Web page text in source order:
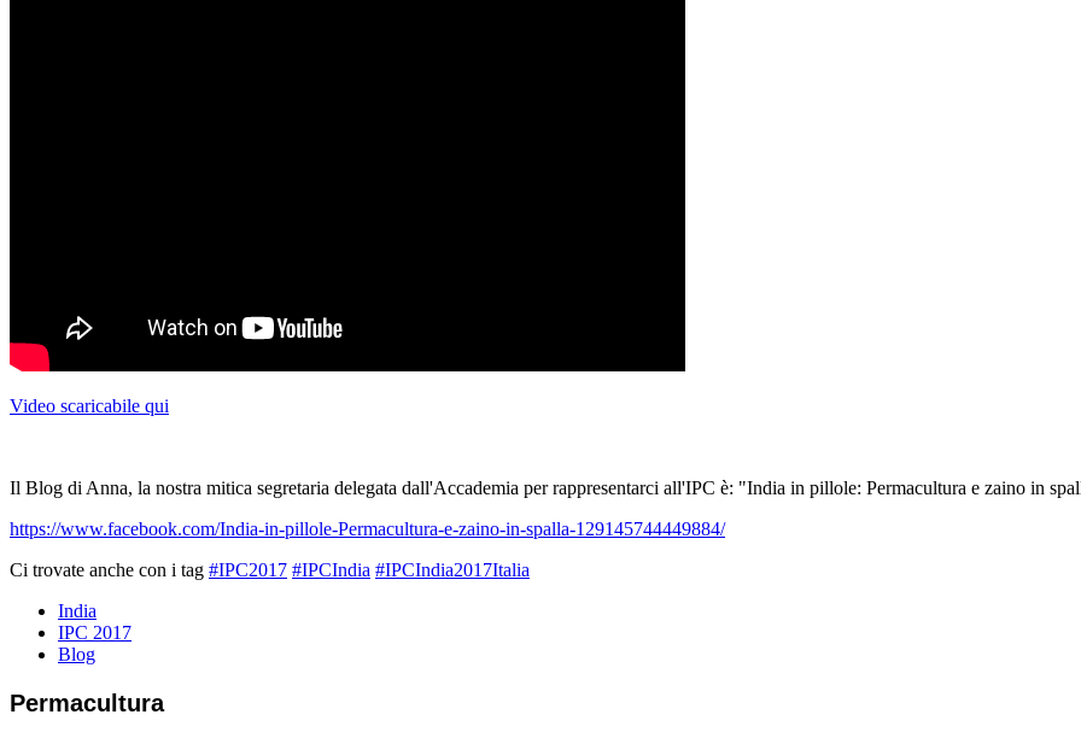
Video scaricabile qui
Il Blog di Anna, la nostra mitica segretaria delegata dall'Accademia per rappresentarci all'IPC è: "India in pillole: Permacultura e zaino in
https://www.facebook.com/India-in-pillole-Permacultura-e-zaino-in-spalla-129145744449884/
Ci trovate anche con i tag #IPC2017 #IPCIndia #IPCIndia2017Italia
India
IPC 2017
Blog
Permacultura